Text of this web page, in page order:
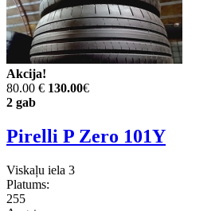
Akcija!
80.00 € 130.00€
2 gab
Pirelli P Zero 101Y
Viskaļu iela 3
Platums:
255